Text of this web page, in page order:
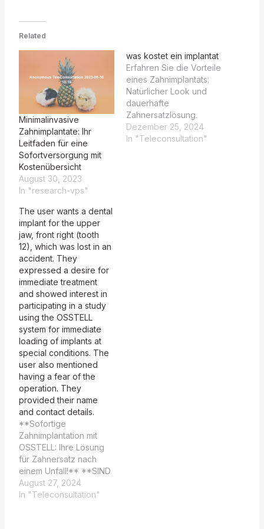
Related
Minimalinvasive
Zahnimplantate: Ihr
Leitfaden für eine
Sofortversorgung mit
Kostenübersicht
August 30, 2023
In "research-vps"
was kostet ein implantat
Erfahren Sie die Vorteile
eines Zahnimplantats:
Natürlicher Look und
dauerhafte
Zahnersatzlösung.
Herzlich willkommen!
Die Kosten für ein
Dezember 25, 2024
In "Teleconsultation"
The user wants a dental
implant for the upper
jaw, front right (tooth
12), which was lost in an
accident. They
expressed a desire for
immediate treatment
and showed interest in
participating in a study
using the OSSTELL
system for immediate
loading of implants at
special conditions. The
user also mentioned
having a fear of the
operation. They
provided their name
and contact details.
**Sofortige
Zahnimplantation mit
OSSTELL: Ihre Lösung
für Zahnersatz nach
einem Unfall!** **SIND
ZAHNIMPLANTATE DIE
RICHTIGE LÖSUNG FÜR
August 27, 2024
In "Teleconsultation"